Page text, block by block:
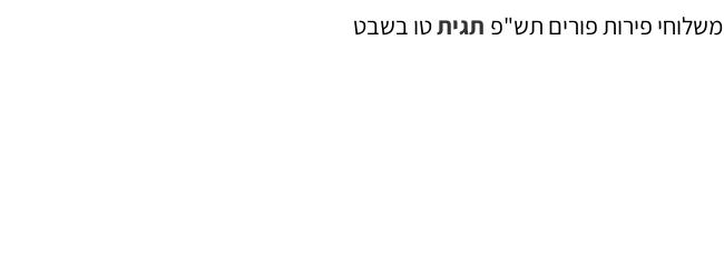
משלוחי פירות פורים תש"פ תגיתטו בשבט